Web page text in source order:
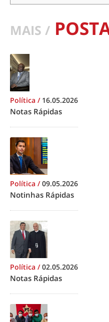
MAIS /
Política / 16.05.2026
Notas Rápidas
Política /09.05.2026
Notinhas Rápidas
Política /02.05.2026
Notas Rápidas